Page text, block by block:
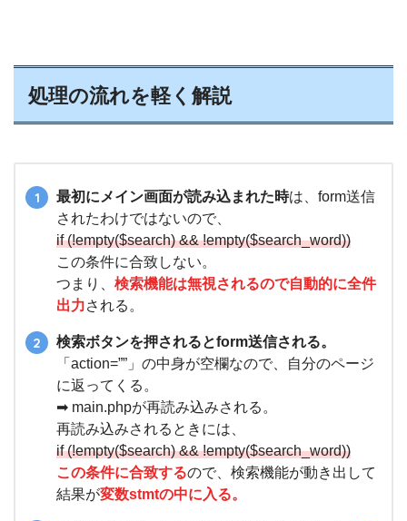
処理の流れを軽く解説
最初にメイン画面が読み込まれた時は、form送信
されたわけではないので、
if (!empty($search) && !empty($search_word))
この条件に合致しない。
つまり、検索機能は無視されるので自動的に全件
出力される。
検索ボタンを押されるとform送信される。
「action=””」の中身が空欄なので、自分のページ
に返ってくる。
➡︎ main.phpが再読み込みされる。
再読み込みされるときには、
if (!empty($search) && !empty($search_word))
この条件に合致するので、検索機能が動き出して
結果が変数stmtの中に入る。